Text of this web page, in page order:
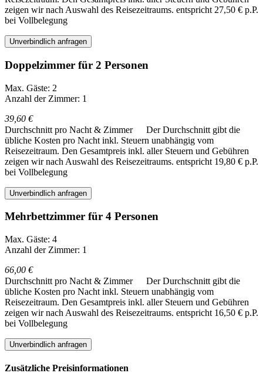
zeigen wir nach Auswahl des Reisezeitraums. entspricht 27,50 € p.P.
bei Vollbelegung
Unverbindlich anfragen
Doppelzimmer für 2 Personen
Max. Gäste: 2
Anzahl der Zimmer: 1
39,60 €
Durchschnitt pro Nacht & Zimmer
Der Durchschnitt gibt die
übliche Kosten pro Nacht inkl. Steuern unabhängig vom
Reisezeitraum. Den Gesamtpreis inkl. aller Steuern und Gebühren
zeigen wir nach Auswahl des Reisezeitraums. entspricht 19,80 € p.P.
bei Vollbelegung
Unverbindlich anfragen
Mehrbettzimmer für 4 Personen
Max. Gäste: 4
Anzahl der Zimmer: 1
66,00 €
Durchschnitt pro Nacht & Zimmer
Der Durchschnitt gibt die
übliche Kosten pro Nacht inkl. Steuern unabhängig vom
Reisezeitraum. Den Gesamtpreis inkl. aller Steuern und Gebühren
zeigen wir nach Auswahl des Reisezeitraums. entspricht 16,50 € p.P.
bei Vollbelegung
Unverbindlich anfragen
Zusätzliche Preisinformationen